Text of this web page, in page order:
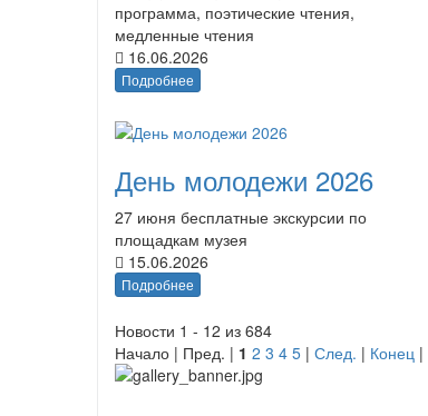
программа, поэтические чтения,
медленные чтения
16.06.2026
Подробнее
День молодежи 2026
27 июня бесплатные экскурсии по
площадкам музея
15.06.2026
Подробнее
Новости 1 - 12 из 684
Начало | Пред. | 1 2 3 4 5 | След. | Конец |